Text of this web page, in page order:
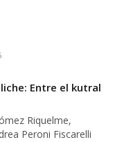
Entre el kutral
Riquelme,
Peroni Fiscarelli